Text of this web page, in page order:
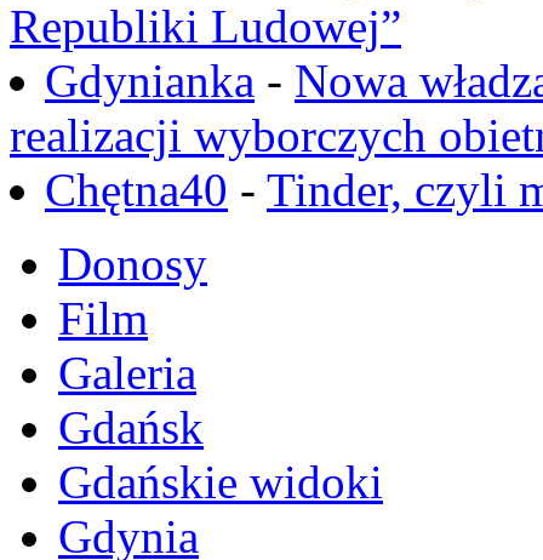
Republiki Ludowej”
Gdynianka - Nowa
realizacji wyborczych
Chętna40 - Tinder, czyli
Donosy
Film
Galeria
Gdańsk
Gdańskie widoki
Gdynia